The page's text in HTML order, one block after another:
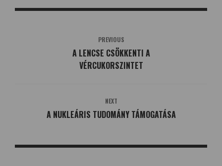
PREVIOUS
A LENCSE CSÖKKENTI A
VÉRCUKORSZINTET
NEXT
A NUKLEÁRIS TUDOMÁNY TÁMOGATÁSA